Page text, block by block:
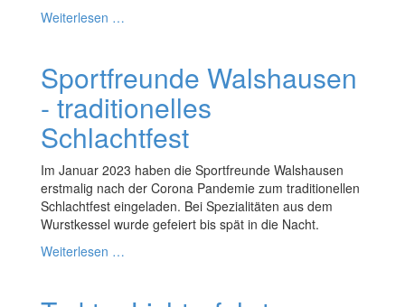
Weiterlesen …
Sportfreunde Walshausen
- traditionelles
Schlachtfest
Im Januar 2023 haben die Sportfreunde Walshausen
erstmalig nach der Corona Pandemie zum traditionellen
Schlachtfest eingeladen. Bei Spezialitäten aus dem
Wurstkessel wurde gefeiert bis spät in die Nacht.
Weiterlesen …